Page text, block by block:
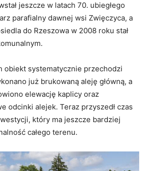
jeszcze w latach 70. ubiegłego
parafialny dawnej wsi Zwięczyca, a
do Rzeszowa w 2008 roku stał
obiekt systematycznie przechodzi
już brukowaną aleję główną, a
elewację kaplicy oraz
odcinki alejek. Teraz przyszedł czas
który ma jeszcze bardziej
całego terenu.